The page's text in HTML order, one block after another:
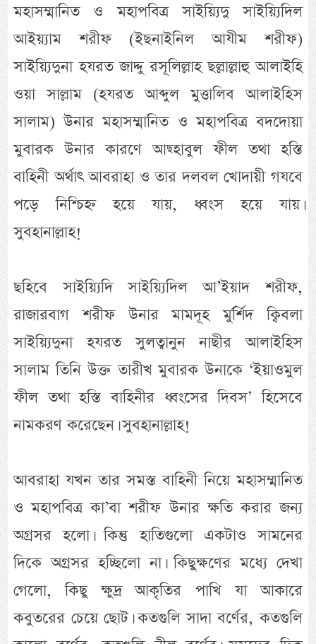
মহাসম্মানিত ও মহাপবিত্র সাইয়্যিদু সাইয়্যিদিল
আইয়্যাম শরীফ (ইছনাইনিল আযীম শরীফ)
সাইয়্যিদুনা হযরত জাদ্দু রসূলিল্লাহ ছল্লাল্লাহু আলাইহি
ওয়া সাল্লাম (হযরত আব্দুল মুত্তালিব আলাইহিস
সালাম) উনার মহাসম্মানিত ও মহাপবিত্র বদদোয়া
মুবারক উনার কারণে আছ্হাবুল ফীল তথা হস্তি
বাহিনী অর্থাৎ আবরাহা ও তার দলবল খোদায়ী গযবে
পড়ে নিশ্চিহ্ন হয়ে যায়, ধ্বংস হয়ে যায়।
সুবহানাল্লাহ!
ছহিবে সাইয়্যিদি সাইয়্যিদিল আ’ইয়াদ শরীফ,
রাজারবাগ শরীফ উনার মামদূহ মুর্র্শিদ ক্বিবলা
সাইয়্যিদুনা হযরত সুলত্বানুন নাছীর আলাইহিস
সালাম তিনি উক্ত তারীখ মুবারক উনাকে ‘ইয়াওমুল
ফীল তথা হস্তি বাহিনীর ধ্বংসের দিবস’ হিসেবে
নামকরণ করেছেন। সুবহানাল্লাহ!
আবরাহা যখন তার সমস্ত বাহিনী নিয়ে মহাসম্মানিত
ও মহাপবিত্র কা’বা শরীফ উনার ক্ষতি করার জন্য
অগ্রসর হলো। কিন্তু হাতিগুলো একটাও সামনের
দিকে অগ্রসর হচ্ছিলো না। কিছুক্ষণের মধ্যে দেখা
গেলো, কিছু ক্ষুদ্র আকৃতির পাখি যা আকারে
কবুতরের চেয়ে ছোট। কতগুলি সাদা বর্ণের, কতগুলি